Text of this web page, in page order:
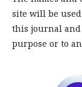
site will be
this journal
purpose or to